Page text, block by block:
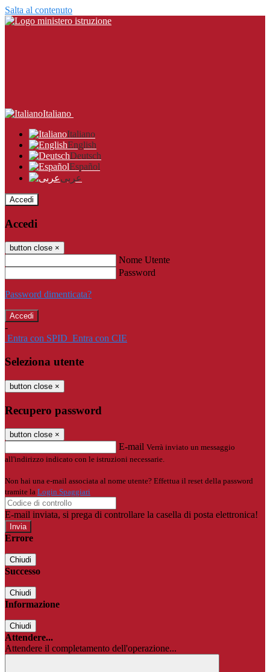
Salta al contenuto
Italiano
Italiano
English
Deutsch
Español
عربى
Accedi
Accedi
button close ×
Nome Utente
Password
Password dimenticata?
-
Entra con SPID Entra con CIE
Seleziona utente
button close ×
Recupero password
button close ×
E-mail Verrà inviato un messaggio
all'indirizzo indicato con le istruzioni necessarie.
Non hai una e-mail associata al nome utente? Effettua il reset della password
tramite la Login Spaggiari
E-mail inviata, si prega di controllare la casella di posta elettronica!
Errore
Chiudi
Successo
Chiudi
Informazione
Chiudi
Attendere...
Attendere il completamento dell'operazione...